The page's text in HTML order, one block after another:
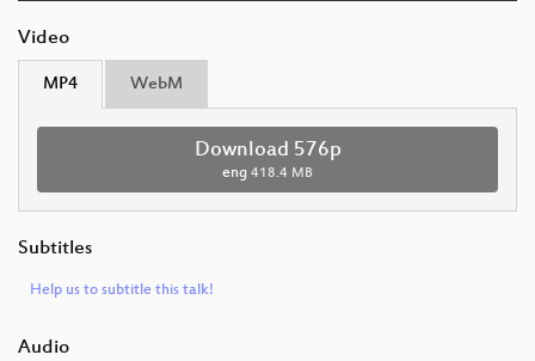
Video
MP4 WebM
Download 576p
eng 418.4 MB
Subtitles
Help us to subtitle this talk!
Audio